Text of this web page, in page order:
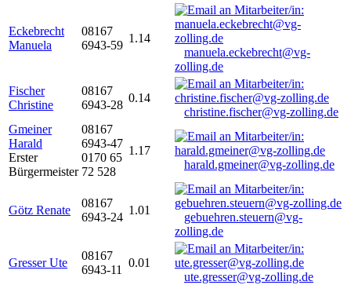
Eckebrecht
Manuela
08167
6943-59
1.14
manuela.eckebrecht@vg-
zolling.de
Fischer
Christine
08167
6943-28
0.14
christine.fischer@vg-zolling.de
Gmeiner
Harald
Erster
Bürgermeister
08167
6943-47
0170 65
72 528
1.17
harald.gmeiner@vg-zolling.de
Götz Renate
08167
6943-24
1.01
gebuehren.steuern@vg-
zolling.de
Gresser Ute
08167
6943-11
0.01
ute.gresser@vg-zolling.de